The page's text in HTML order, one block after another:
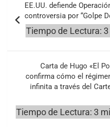
de
entradas
EE.UU. defiende
controversia por “Golpe
Carta de Hugo «El
confirma cómo el
infinita a través del